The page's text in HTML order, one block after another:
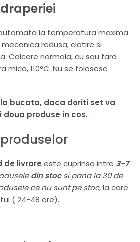
la temperatura maxima
redusa, clatire si
Calcare normala, cu sau fara
mica, 110°C. Nu se folosesc
bucata, daca doriti set va
produse in cos.
de livrare este cuprinsa intre 3-7
din stocsi pana la 30 de
ce nu sunt pe stoc, la care
( 24-48 ore).